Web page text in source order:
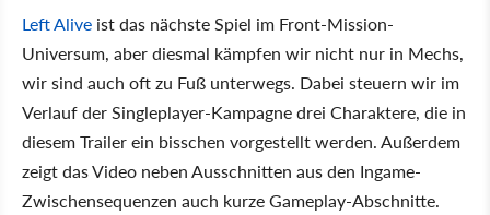
Left Alive ist das nächste Spiel im Front-Mission-
Universum, aber diesmal kämpfen wir nicht nur in Mechs,
wir sind auch oft zu Fuß unterwegs. Dabei steuern wir im
Verlauf der Singleplayer-Kampagne drei Charaktere, die in
diesem Trailer ein bisschen vorgestellt werden. Außerdem
zeigt das Video neben Ausschnitten aus den Ingame-
Zwischensequenzen auch kurze Gameplay-Abschnitte.